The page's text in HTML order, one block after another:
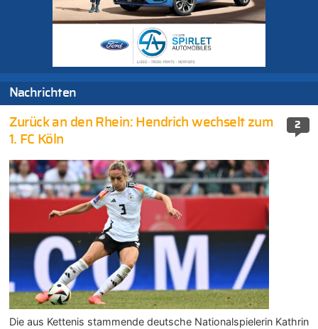
Nachrichten
2
Zurück an den Rhein: Hendrich wechselt zum
1. FC Köln
Die aus Kettenis stammende deutsche Nationalspielerin Kathrin